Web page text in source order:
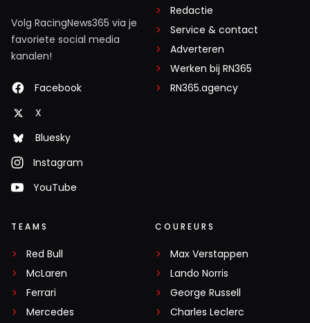
Volg RacingNews365 via je
favoriete social media
kanalen!
Facebook
X
Bluesky
Instagram
YouTube
Redactie
Service & contact
Adverteren
Werken bij RN365
RN365.agency
TEAMS
Red Bull
McLaren
Ferrari
Mercedes
COUREURS
Max Verstappen
Lando Norris
George Russell
Charles Leclerc